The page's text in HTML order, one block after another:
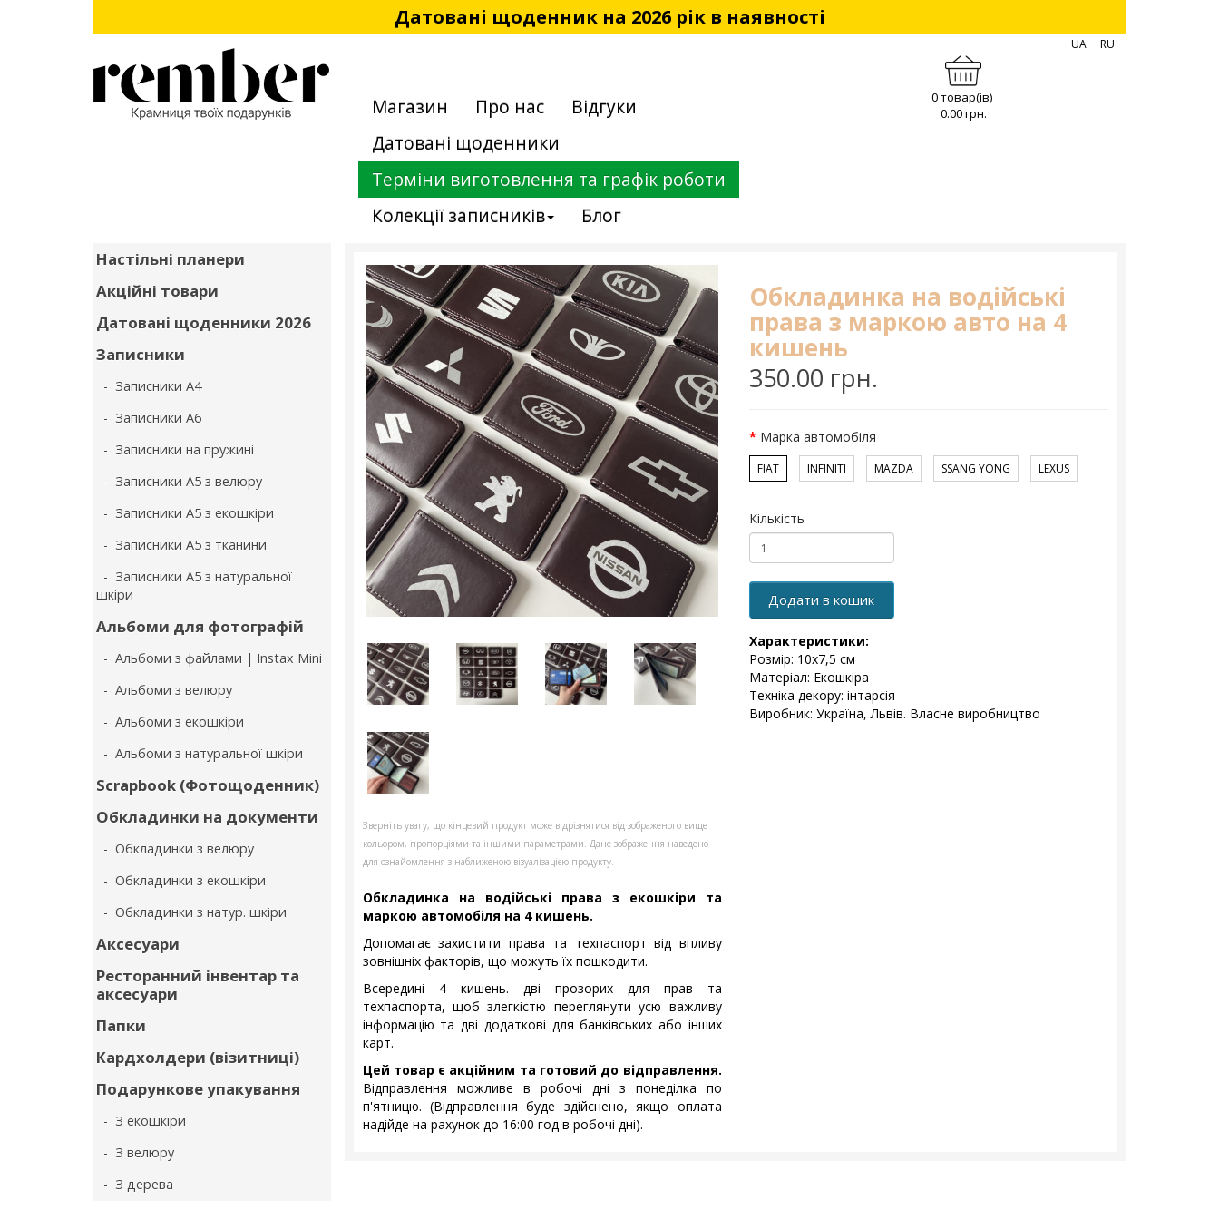
Датовані щоденник на 2026 рік в наявності
Магазин Про нас
Відгуки
Датовані щоденники
Терміни виготовлення та графік роботи
Колекції записників
Блог
0 товар(ів)
0.00 грн.
UA RU
Настільні планери
Акційні товари
Датовані щоденники 2026
Записники
- Записники А4
- Записники А6
- Записники на пружині
- Записники А5 з велюру
- Записники А5 з екошкіри
- Записники А5 з тканини
- Записники А5 з натуральної
шкіри
Альбоми для фотографій
- Альбоми з файлами | Instax Mini
- Альбоми з велюру
- Альбоми з екошкіри
- Альбоми з натуральної шкіри
Scrapbook (Фотощоденник)
Обкладинки на документи
- Обкладинки з велюру
- Обкладинки з екошкіри
- Обкладинки з натур. шкіри
Аксесуари
Ресторанний інвентар та
аксесуари
Папки
Кардхолдери (візитниці)
Подарункове упакування
- З екошкіри
- З велюру
- З дерева
Зверніть увагу, що кінцевий продукт може відрізнятися від зображеного вище
кольором, пропорціями та іншими параметрами. Дане зображення наведено
для ознайомлення з наближеною візуалізацією продукту.
Обкладинка на водійські права з екошкіри та
маркою автомобіля на 4 кишень.
Допомагає захистити права та техпаспорт від впливу
зовнішніх факторів, що можуть їх пошкодити.
Всередині 4 кишень. дві прозорих для прав та
техпаспорта, щоб злегкістю переглянути усю важливу
інформацію та дві додаткові для банківських або інших
карт.
Цей товар є акційним та готовий до відправлення.
Відправлення можливе в робочі дні з понеділка по
п'ятницю. (Відправлення буде здійснено, якщо оплата
надійде на рахунок до 16:00 год в робочі дні).
Обкладинка на водійські
права з маркою авто на 4
кишень
350.00 грн.
Марка автомобіля
FIAT INFINITI MAZDA SSANG YONG LEXUS
Кількість
Додати в кошик
Характеристики:
Розмір: 10x7,5 см
Матеріал: Екошкіра
Техніка декору: інтарсія
Виробник: Україна, Львів. Власне виробництво